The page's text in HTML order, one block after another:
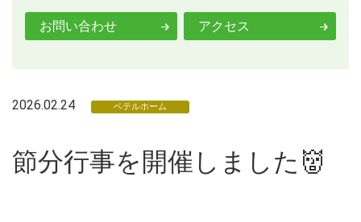
お問い合わせ アクセス
2026.02.24 ベテルホーム
節分行事を開催しました👹